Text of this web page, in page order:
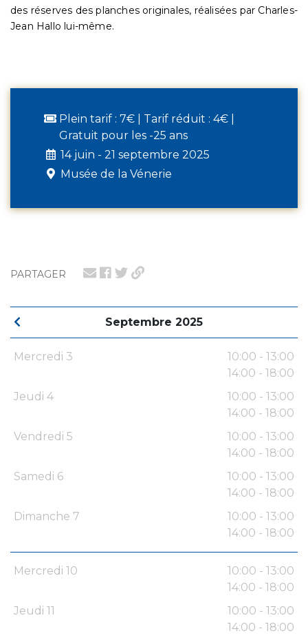
PARTAGER
Septembre 2025
Mercredi 3
10:00 - 13:00
14:00 - 18:00
Jeudi 4
10:00 - 13:00
14:00 - 18:00
Vendredi 5
10:00 - 13:00
14:00 - 18:00
Samedi 6
10:00 - 13:00
14:00 - 18:00
Dimanche 7
10:00 - 13:00
14:00 - 18:00
Mercredi 10
10:00 - 13:00
14:00 - 18:00
Jeudi 11
10:00 - 13:00
14:00 - 18:00
des réserves des planches originales, réalisées par Charles-
Jean Hallo lui-même.
Plein tarif : 7€ | Tarif réduit : 4€ |
Gratuit pour les -25 ans
14 juin - 21 septembre 2025
Musée de la Vénerie